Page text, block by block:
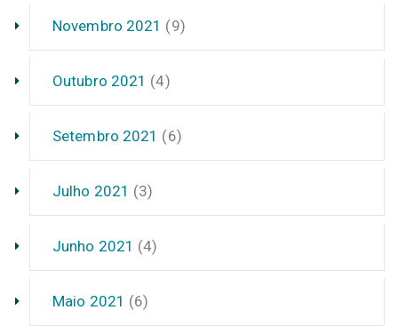
Novembro 2021 (9)
Outubro 2021 (4)
Setembro 2021 (6)
Julho 2021 (3)
Junho 2021 (4)
Maio 2021 (6)